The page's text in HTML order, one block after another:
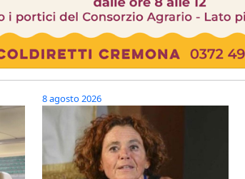
8 agosto 2026